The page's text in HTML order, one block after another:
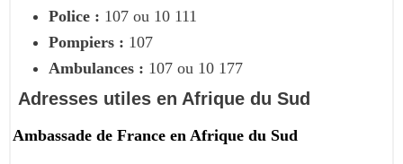
Police : 107 ou 10 111
Pompiers : 107
Ambulances : 107 ou 10 177
Adresses utiles en Afrique du Sud
Ambassade de France en Afrique du Sud